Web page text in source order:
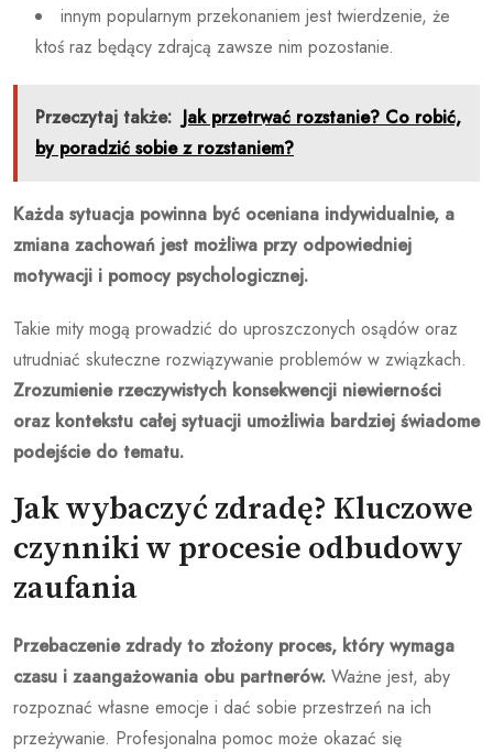
innym popularnym przekonaniem jest twierdzenie, że
ktoś raz będący zdrajcą zawsze nim pozostanie.
Przeczytaj także: Jak przetrwać rozstanie? Co robić,
by poradzić sobie z rozstaniem?
Każda sytuacja powinna być oceniana indywidualnie, a
zmiana zachowań jest możliwa przy odpowiedniej
motywacji i pomocy psychologicznej.
Takie mity mogą prowadzić do uproszczonych osądów oraz
utrudniać skuteczne rozwiązywanie problemów w związkach.
Zrozumienie rzeczywistych konsekwencji niewierności
oraz kontekstu całej sytuacji umożliwia bardziej świadome
podejście do tematu.
Jak wybaczyć zdradę? Kluczowe
czynniki w procesie odbudowy
zaufania
Przebaczenie zdrady to złożony proces, który wymaga
czasu i zaangażowania obu partnerów. Ważne jest, aby
rozpoznać własne emocje i dać sobie przestrzeń na ich
przeżywanie. Profesjonalna pomoc może okazać się